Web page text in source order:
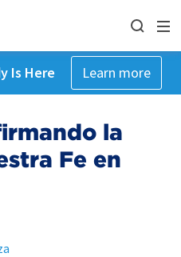
Is Here Learn more
la
Fe en